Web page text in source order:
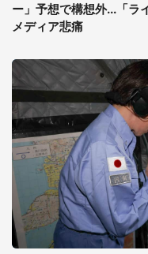
ー」予想で構想外...「ラ
メディア悲痛